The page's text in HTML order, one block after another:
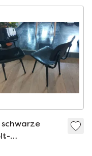
schwarze